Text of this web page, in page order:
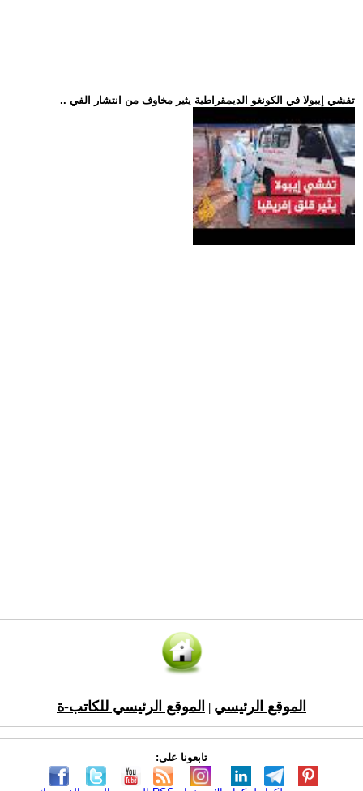
.. تفشي إيبولا في الكونغو الديمقراطية يثير مخاوف من انتشار الفي
الموقع الرئيسي الموقع الرئيسي للكاتب-ة
تابعونا على: